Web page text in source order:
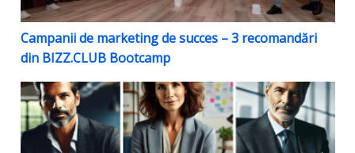
Campanii de marketing de succes – 3 recomandări
din BIZZ.CLUB Bootcamp
Cele 3 tipuri de antreprenori și relația lor cu